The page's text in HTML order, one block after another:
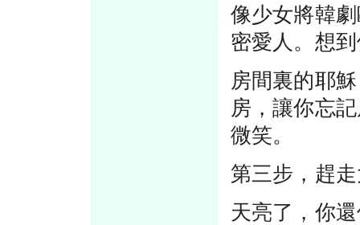
像少女將韓
密愛人。想
房間裏的耶
房，讓你忘
微笑。
第三步，趕
天亮了，你